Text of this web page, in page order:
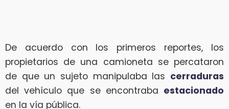
De acuerdo con los primeros reportes, los
propietarios de una camioneta se percataron
de que un sujeto manipulaba las cerraduras
del vehículo que se encontraba estacionado
en la vía pública.